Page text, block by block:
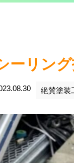
ーリン
絶賛塗装